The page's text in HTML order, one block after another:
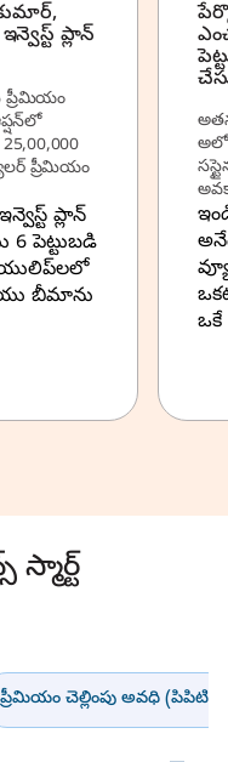
ప్లాన్‌
ప్రీమియం
ప్రీమియం
ప్లాన్
పెట్టుబడి
యులిప్‌లలో
బీమాను
ప్రీమియం చెల్లింపు అవధి (పిపిటి)